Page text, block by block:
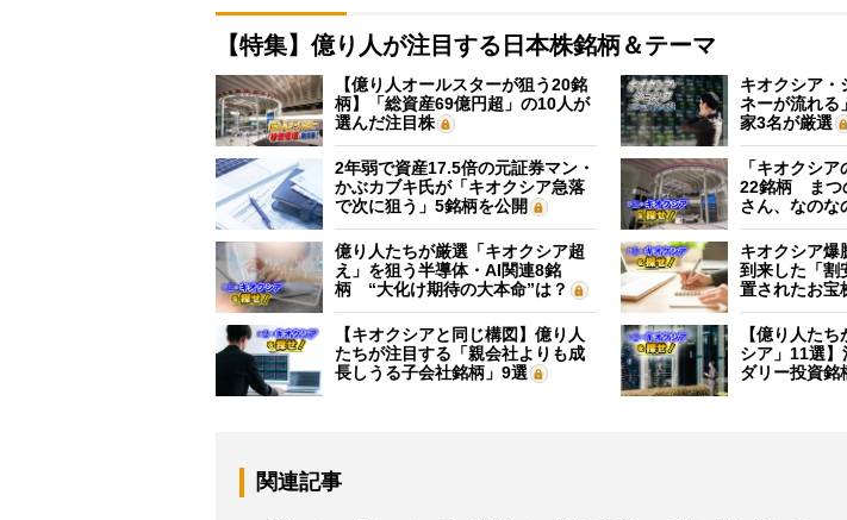
【特集】億り人が注目する日本株銘柄＆テーマ
【億り人オールスターが狙う20銘
柄】「総資産69億円超」の10人が
選んだ注目株
キオクシア・
ネーが流れ
家3名が厳選
2年弱で資産17.5倍の元証券マン・
かぶカブキ氏が「キオクシア急落
で次に狙う」5銘柄を公開
「キオクシ
22銘柄 まつ
さん、なのな
億り人たちが厳選「キオクシア超
え」を狙う半導体・AI関連8銘
柄 “大化け期待の大本命”は？
キオクシア爆
到来した「
置されたお宝
【キオクシアと同じ構図】億り人
たちが注目する「親会社よりも成
長しうる子会社銘柄」9選
【億り人た
シア」11選
ダリー投資銘
関連記事